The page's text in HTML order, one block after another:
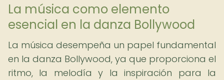
La música como elemento
esencial en la danza Bollywood
La música desempeña un papel fundamental
en la danza Bollywood, ya que proporciona el
ritmo, la melodía y la inspiración para la